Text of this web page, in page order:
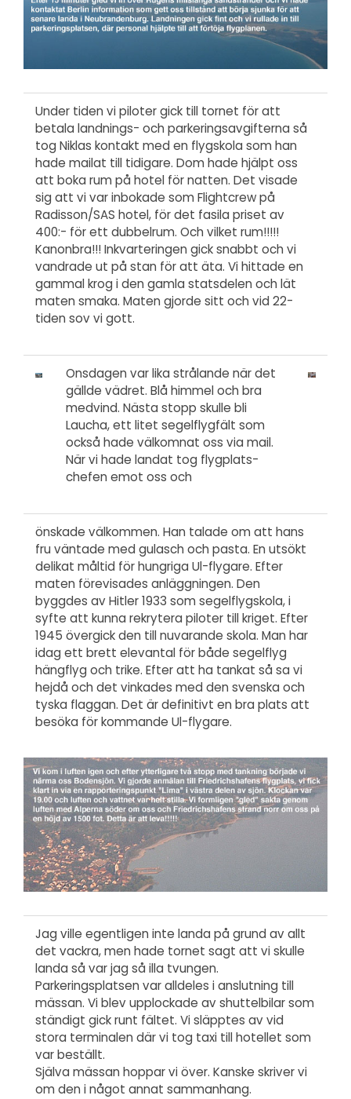
Under tiden vi piloter gick till tornet för att
betala landnings- och parkeringsavgifterna så
tog Niklas kontakt med en flygskola som han
hade mailat till tidigare. Dom hade hjälpt oss
att boka rum på hotel för natten. Det visade
sig att vi var inbokade som Flightcrew på
Radisson/SAS hotel, för det fasila priset av
400:- för ett dubbelrum. Och vilket rum!!!!!
Kanonbra!!! Inkvarteringen gick snabbt och vi
vandrade ut på stan för att äta. Vi hittade en
gammal krog i den gamla statsdelen och lät
maten smaka. Maten gjorde sitt och vid 22-
tiden sov vi gott.
Onsdagen var lika strålande när det
gällde vädret. Blå himmel och bra
medvind. Nästa stopp skulle bli
Laucha, ett litet segelflygfält som
också hade välkomnat oss via mail.
När vi hade landat tog flygplats-
chefen emot oss och
önskade välkommen. Han talade om att hans
fru väntade med gulasch och pasta. En utsökt
delikat måltid för hungriga Ul-flygare. Efter
maten förevisades anläggningen. Den
byggdes av Hitler 1933 som segelflygskola, i
syfte att kunna rekrytera piloter till kriget. Efter
1945 övergick den till nuvarande skola. Man har
idag ett brett elevantal för både segelflyg
hängflyg och trike. Efter att ha tankat så sa vi
hejdå och det vinkades med den svenska och
tyska flaggan. Det är definitivt en bra plats att
besöka för kommande Ul-flygare.
Jag ville egentligen inte landa på grund av allt
det vackra, men hade tornet sagt att vi skulle
landa så var jag så illa tvungen.
Parkeringsplatsen var alldeles i anslutning till
mässan. Vi blev upplockade av shuttelbilar som
ständigt gick runt fältet. Vi släpptes av vid
stora terminalen där vi tog taxi till hotellet som
var beställt.
Själva mässan hoppar vi över. Kanske skriver vi
om den i något annat sammanhang.